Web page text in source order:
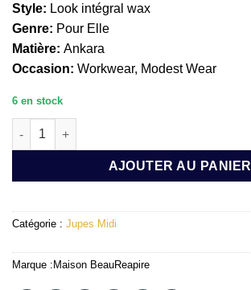
Style: Look intégral wax
Genre: Pour Elle
Matière: Ankara
Occasion: Workwear, Modest Wear
6 en stock
quantité de JUPE AJUSTABLE : MIRANA
AJOUTER AU PANIER
Catégorie : Jupes Midi
Marque : Maison BeauReapire